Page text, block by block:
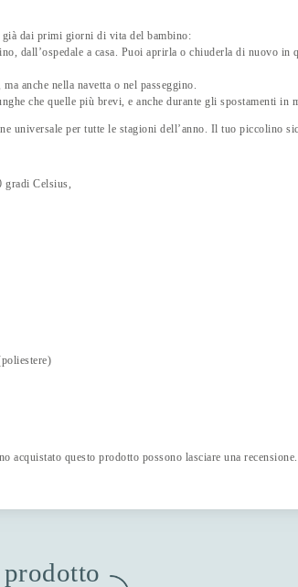
dai primi giorni di vita del bambino:
dall’ospedale a casa. Puoi aprirla o chiuderla di nuovo
anche nella navetta o nel passeggino.
che quelle più brevi, e anche durante gli spostamenti in
universale per tutte le stagioni dell’anno. Il tuo piccolino
gradi Celsius,
acquistato questo prodotto possono lasciare una recensione.